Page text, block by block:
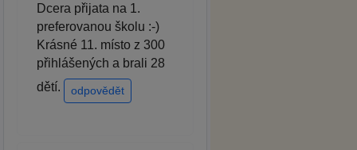
Dcera přijata na 1.
preferovanou školu :-)
Krásné 11. místo z 300
přihlášených a brali 28
dětí.
odpovědět